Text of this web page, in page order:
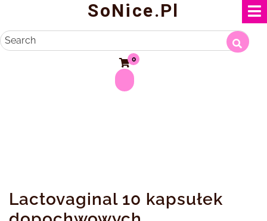
content
SoNice.pl
Search
0
Lactovaginal 10 kapsułek